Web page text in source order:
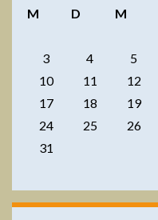
M
D M
3
4 5
10
11 12
17
18 19
24
25 26
31